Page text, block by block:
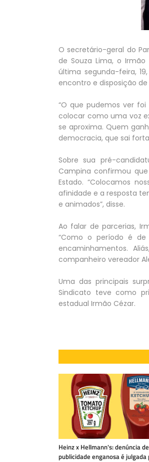
O secretário-geral do
de Souza Lima, o
última segunda-feira,
encontro e disposição
“O que pudemos ver
colocar como uma voz
se aproxima. Quem
democracia, que sai
Sobre sua pré-
Campina confirmou
Estado. “Colocamos
afinidade e a resposta
e animados”, disse.
Ao falar de parcerias,
“Como o período é
encaminhamentos.
companheiro vereador
Uma das principais
Sindicato teve como
estadual Irmão Cézar.
Heinz x Hellmann's: denúncia de
publicidade enganosa é julgada